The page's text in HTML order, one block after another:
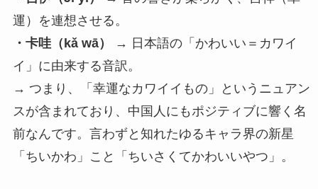
運）を連想させる。
・卡哇（kǎ wā）
→ 日本語の「かわいい＝カワイ
イ」に由来する音訳。
→ つまり、「幸運なカワイイもの」というニュアン
スが含まれており、中国人にもポジティブに響く名
前なんです。言わずと知れたゆるキャラ界の新星
「ちいかわ」こと「ちいさくてかわいいやつ」。